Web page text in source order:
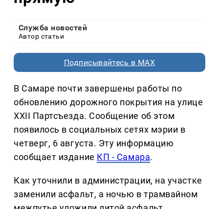
Служба новостей
Автор статьи
Подписывайтесь в MAX
В Самаре почти завершены работы по
обновлению дорожного покрытия на улице
XXII Партсъезда. Сообщение об этом
появилось в социальных сетях мэрии в
четверг, 6 августа. Эту информацию
сообщает издание КП - Самара.
Как уточнили в администрации, на участке
заменили асфальт, а ночью в трамвайном